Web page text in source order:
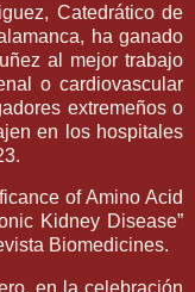
Catedrático de
ha ganado
al mejor trabajo
o cardiovascular
extremeños o
en los hospitales
of Amino Acid
Kidney Disease”
Biomedicines.